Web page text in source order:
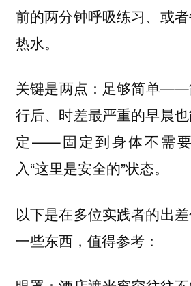
前的两分钟呼吸练习、或
热水。
关键是两点： 足够简单——
行后、时差最严重的早晨也
定——固定到身体不需
入“这里是安全的”状态。
以下是在多位实践者的出
一些东西，值得参考：